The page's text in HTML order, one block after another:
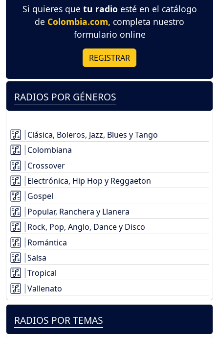
Si quieres que tu radio esté en el catálogo
de Colombia.com, completa nuestro
formulario online
REGISTRAR
RADIOS POR GÉNEROS
Clásica, Boleros, Jazz, Blues y Tango
Colombiana
Crossover
Electrónica, Hip Hop y Reggaeton
Gospel
Popular, Ranchera y Llanera
Rock, Pop, Anglo, Dance y Disco
Romántica
Salsa
Tropical
Vallenato
RADIOS POR TEMAS